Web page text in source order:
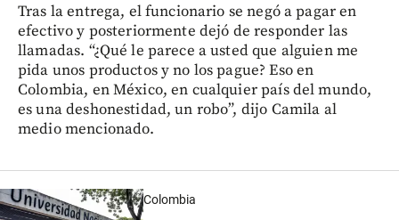
Tras la entrega, el funcionario se negó a pagar en
efectivo y posteriormente dejó de responder las
llamadas. “¿Qué le parece a usted que alguien me
pida unos productos y no los pague? Eso en
Colombia, en México, en cualquier país del mundo,
es una deshonestidad, un robo”, dijo Camila al
medio mencionado.
Colombia